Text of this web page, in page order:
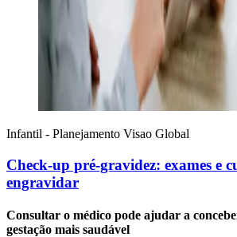
Infantil - Planejamento Visao Global
Check-up pré-gravidez: exames e
engravidar
Consultar o médico pode ajudar a
gestação mais saudável